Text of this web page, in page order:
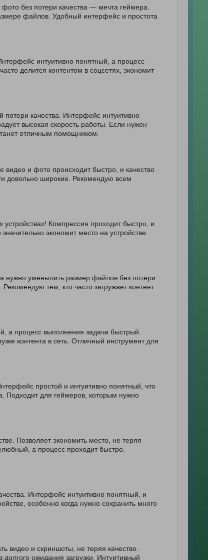
без потери качества — мечта геймера.
файлов. Удобный интерфейс и простота
интуитивно понятный, а процесс
делится контентом в соцсетях, экономит
качества. Интерфейс интуитивно
высокая скорость работы. Если нужен
отличным помощником.
и фото происходит быстро, и качество
довольно широкие. Рекомендую всем
Компрессия проходит быстро, и
экономит место на устройстве.
нужно уменьшить размер файлов без потери
тем, кто часто загружает контент
а процесс выполнения задачи быстрый.
контента в сеть. Отличный инструмент для
простой и интуитивно понятный, что
Подходит для геймеров, которым нужно
Позволяет экономить место, не теряя
а процесс проходит быстро.
Интерфейс интуитивно понятный, и
особенно когда нужно сохранить много
видео и скриншоты, не теряя качество.
ожидания загрузки. Интуитивный